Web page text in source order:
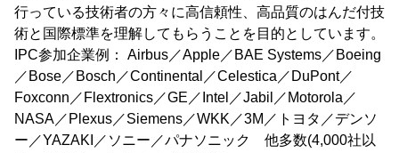
行っている技術者の方々に高信頼性、高品質のはんだ付技
術と国際標準を理解してもらうことを目的としています。
IPC参加企業例： Airbus／Apple／BAE Systems／Boeing
／Bose／Bosch／Continental／Celestica／DuPont／
Foxconn／Flextronics／GE／Intel／Jabil／Motorola／
NASA／Plexus／Siemens／WKK／3M／トヨタ／デンソ
ー／YAZAKI／ソニー／パナソニック 他多数(4,000社以